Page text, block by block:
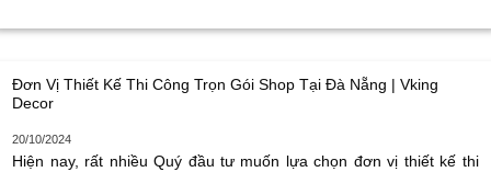
Đơn Vị Thiết Kế Thi Công Trọn Gói Shop Tại Đà Nẵng | Vking
Decor
20/10/2024
Hiện nay, rất nhiều Quý đầu tư muốn lựa chọn đơn vị thiết kế thi